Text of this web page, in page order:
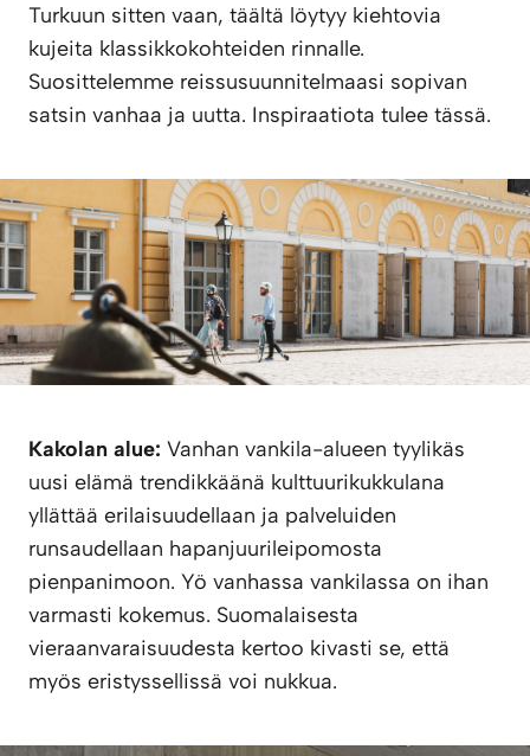
Turkuun sitten vaan, täältä löytyy kiehtovia
kujeita klassikkokohteiden rinnalle.
Suosittelemme reissusuunnitelmaasi sopivan
satsin vanhaa ja uutta. Inspiraatiota tulee tässä.
Kakolan alue: Vanhan vankila-alueen tyylikäs
uusi elämä trendikkäänä kulttuurikukkulana
yllättää erilaisuudellaan ja palveluiden
runsaudellaan hapanjuurileipomosta
pienpanimoon. Yö vanhassa vankilassa on ihan
varmasti kokemus. Suomalaisesta
vieraanvaraisuudesta kertoo kivasti se, että
myös eristyssellissä voi nukkua.